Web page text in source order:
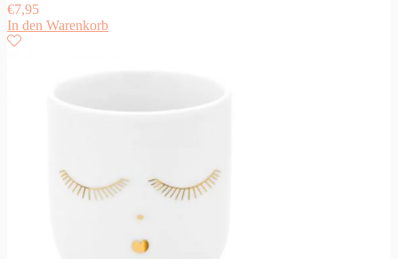
€7,95
In den Warenkorb